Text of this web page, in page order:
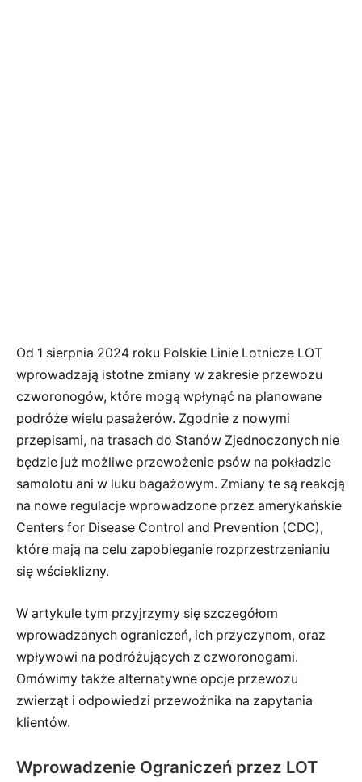
Od 1 sierpnia 2024 roku Polskie Linie Lotnicze LOT
wprowadzają istotne zmiany w zakresie przewozu
czworonogów, które mogą wpłynąć na planowane
podróże wielu pasażerów. Zgodnie z nowymi
przepisami, na trasach do Stanów Zjednoczonych nie
będzie już możliwe przewożenie psów na pokładzie
samolotu ani w luku bagażowym. Zmiany te są reakcją
na nowe regulacje wprowadzone przez amerykańskie
Centers for Disease Control and Prevention (CDC),
które mają na celu zapobieganie rozprzestrzenianiu
się wścieklizny.
W artykule tym przyjrzymy się szczegółom
wprowadzanych ograniczeń, ich przyczynom, oraz
wpływowi na podróżujących z czworonogami.
Omówimy także alternatywne opcje przewozu
zwierząt i odpowiedzi przewoźnika na zapytania
klientów.
Wprowadzenie Ograniczeń przez LOT